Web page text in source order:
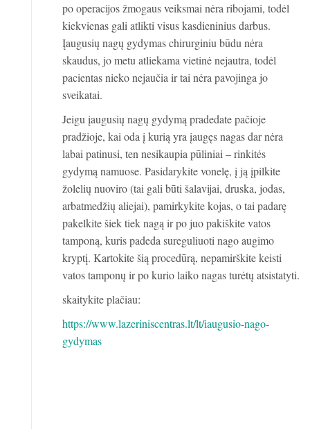
po operacijos žmogaus veiksmai nėra ribojami, todėl
kiekvienas gali atlikti visus kasdieninius darbus.
Įaugusių nagų gydymas chirurginiu būdu nėra
skaudus, jo metu atliekama vietinė nejautra, todėl
pacientas nieko nejaučia ir tai nėra pavojinga jo
sveikatai.
Jeigu įaugusių nagų gydymą pradedate pačioje
pradžioje, kai oda į kurią yra įaugęs nagas dar nėra
labai patinusi, ten nesikaupia pūliniai – rinkitės
gydymą namuose. Pasidarykite vonelę, į ją įpilkite
žolelių nuoviro (tai gali būti šalavijai, druska, jodas,
arbatmedžių aliejai), pamirkykite kojas, o tai padarę
pakelkite šiek tiek nagą ir po juo pakiškite vatos
tamponą, kuris padeda sureguliuoti nago augimo
kryptį. Kartokite šią procedūrą, nepamirškite keisti
vatos tamponų ir po kurio laiko nagas turėtų atsistatyti.
skaitykite plačiau:
https://www.lazeriniscentras.lt/lt/iaugusio-nago-
gydymas